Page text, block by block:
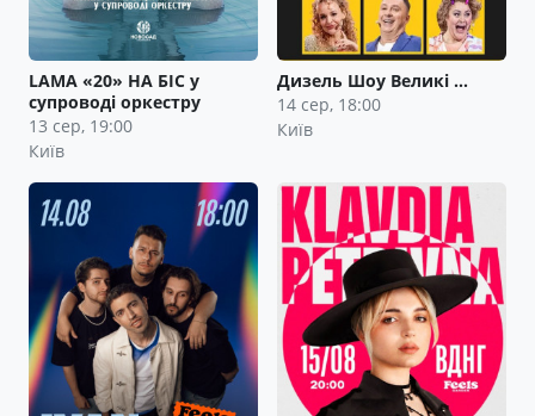
LAMA «20» НА БІС у
супроводі оркестру
13 сер, 19:00
Київ
Дизель Шоу Великі …
14 сер, 18:00
Київ